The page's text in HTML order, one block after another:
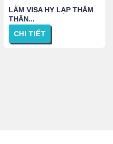
LÀM VISA HY LẠP THĂM
THÂN...
CHI TIẾT